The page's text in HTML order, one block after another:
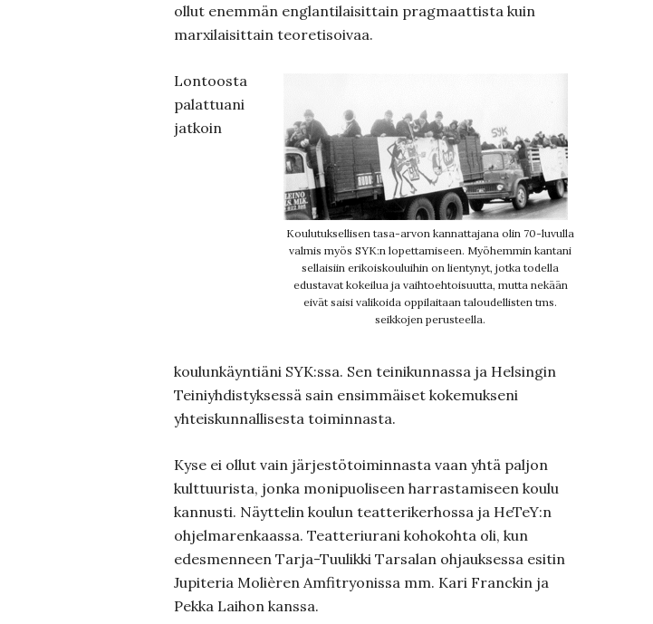
ollut enemmän englantilaisittain pragmaattista kuin
marxilaisittain teoretisoivaa.
Koulutuksellisen tasa-arvon kannattajana olin 70-luvulla
valmis myös SYK:n lopettamiseen. Myöhemmin kantani
sellaisiin erikoiskouluihin on lientynyt, jotka todella
edustavat kokeilua ja vaihtoehtoisuutta, mutta nekään
eivät saisi valikoida oppilaitaan taloudellisten tms.
seikkojen perusteella.
Lontoosta
palattuani
jatkoin
koulunkäyntiäni SYK:ssa. Sen teinikunnassa ja Helsingin
Teiniyhdistyksessä sain ensimmäiset kokemukseni
yhteiskunnallisesta toiminnasta.
Kyse ei ollut vain järjestötoiminnasta vaan yhtä paljon
kulttuurista, jonka monipuoliseen harrastamiseen koulu
kannusti. Näyttelin koulun teatterikerhossa ja HeTeY:n
ohjelmarenkaassa. Teatteriurani kohokohta oli, kun
edesmenneen Tarja-Tuulikki Tarsalan ohjauksessa esitin
Jupiteria Molièren Amfitryonissa mm. Kari Franckin ja
Pekka Laihon kanssa.